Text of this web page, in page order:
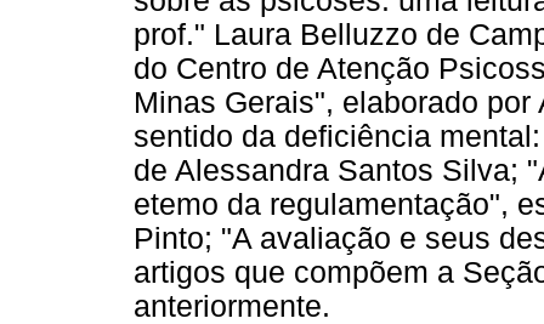
prof." Laura Belluzzo de
do Centro de Atenção
Minas Gerais", elaborado
sentido da deficiência
de Alessandra Santos Silva;
etemo da regulamentação",
Pinto; "A avaliação e seus
artigos que compõem a
anteriormente.